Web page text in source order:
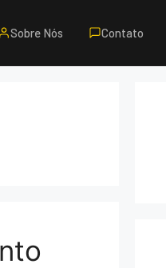
Sobre Nós Contato